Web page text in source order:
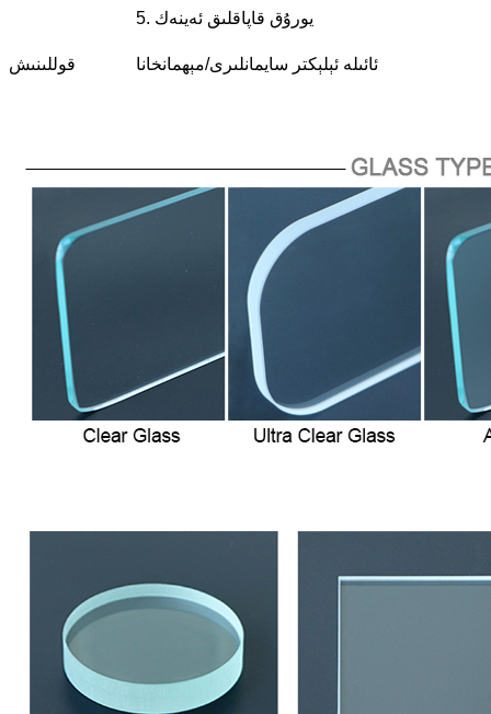
5. يورۇق قاپاقلىق ئەينەك
قوللىنىش ئائىلە ئېلېكتر سايمانلىرى/مېھمانخانا